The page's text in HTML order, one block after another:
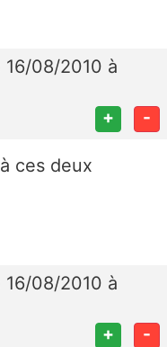
16/08/2010 à
+ -
ces deux
16/08/2010 à
+ -